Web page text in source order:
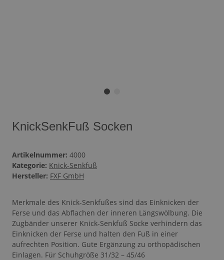
KnickSenkFuß Socken
Artikelnummer: 4000
Kategorie: Knick-Senkfuß
Hersteller: FXF GmbH
Merkmale des Knick-Senkfußes sind das Einknicken der
Ferse und das Abflachen der inneren Längswölbung. Die
Zugbänder unserer Knick-Senkfuß Socke verhindern das
Einknicken der Ferse und halten den Fuß in einer
aufrechten Position. Gute Ergänzung zu orthopädischen
Einlagen. Für Schuhgröße 31/32 – 45/46